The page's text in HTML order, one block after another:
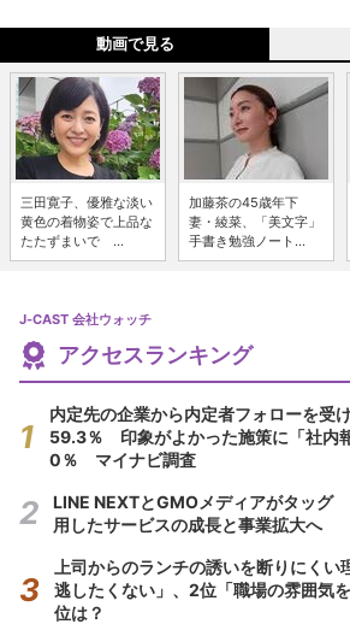
動画で見る
三田寛子、優雅な淡い
黄色の着物姿で上品な
たたずまいで ...
加藤茶の45歳年下
妻・綾菜、「美文字」
手書き勉強ノート...
J-CAST 会社ウォッチ
アクセスランキング
内定先の企業から内定者フォローを受
59.3％ 印象がよかった施策に「社内
0％ マイナビ調査
LINE NEXTとGMOメディアがタッグ
用したサービスの成長と事業拡大へ
上司からのランチの誘いを断りにく
逃したくない」、2位「職場の雰囲気
位は？